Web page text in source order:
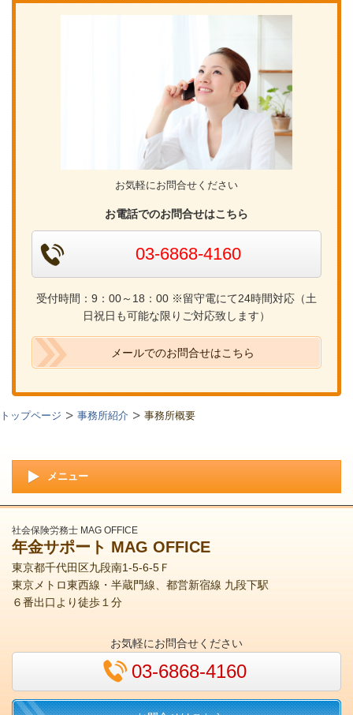
お気軽にお問合せください
お電話でのお問合せはこちら
03-6868-4160
受付時間：9：00～18：00 ※留守電にて24時間対応（土
日祝日も可能な限りご対応致します）
メールでのお問合せはこちら
トップページ 事務所紹介 事務所概要
メニュー
社会保険労務士 MAG OFFICE
年金サポート MAG OFFICE
東京都千代田区九段南1-5-6-5Ｆ
東京メトロ東西線・半蔵門線、都営新宿線 九段下駅
６番出口より徒歩１分
お気軽にお問合せください
03-6868-4160